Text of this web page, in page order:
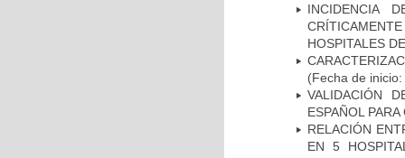
INCIDENCIA
HOSPITALES
(Fecha de
VALIDACIÓN
ESPAÑOL
RELACIÓN
EN 5